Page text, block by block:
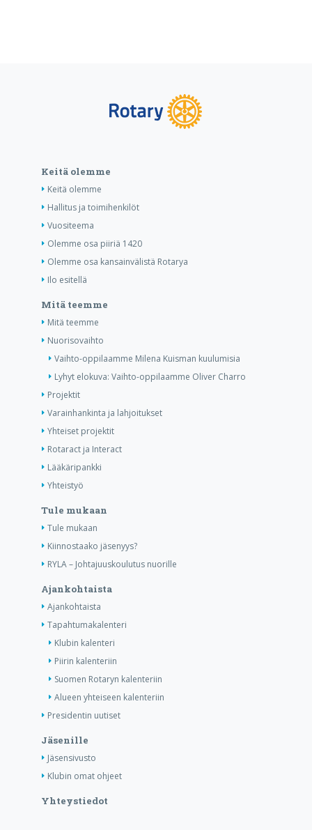
Keitä olemme
Keitä olemme
Hallitus ja toimihenkilöt
Vuositeema
Olemme osa piiriä 1420
Olemme osa kansainvälistä Rotarya
Ilo esitellä
Mitä teemme
Mitä teemme
Nuorisovaihto
Vaihto-oppilaamme Milena Kuisman kuulumisia
Lyhyt elokuva: Vaihto-oppilaamme Oliver Charro
Projektit
Varainhankinta ja lahjoitukset
Yhteiset projektit
Rotaract ja Interact
Lääkäripankki
Yhteistyö
Tule mukaan
Tule mukaan
Kiinnostaako jäsenyys?
RYLA – Johtajuuskoulutus nuorille
Ajankohtaista
Ajankohtaista
Tapahtumakalenteri
Klubin kalenteri
Piirin kalenteriin
Suomen Rotaryn kalenteriin
Alueen yhteiseen kalenteriin
Presidentin uutiset
Jäsenille
Jäsensivusto
Klubin omat ohjeet
Yhteystiedot